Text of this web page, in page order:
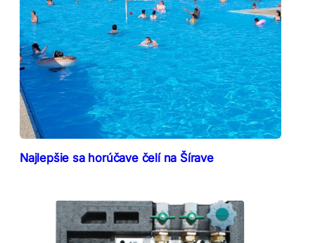
Najlepšie sa horúčave čelí na Šírave